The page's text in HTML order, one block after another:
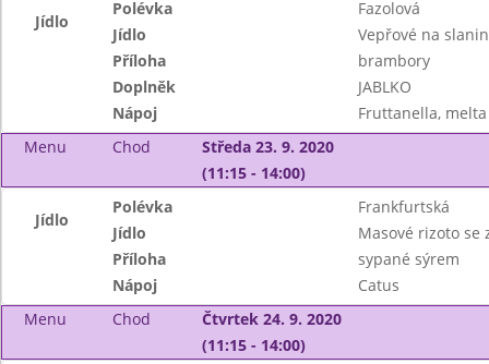
Jídlo
Polévka
Fazolová
Jídlo
Vepřové na
Příloha
brambory
Doplněk
JABLKO
Nápoj
Fruttanella, melta
Menu
Chod
Středa 23. 9. 2020
(11:15 - 14:00)
Jídlo
Polévka
Frankfurtská
Jídlo
Masové rizoto se
Příloha
sypané sýrem
Nápoj
Catus
Menu
Chod
Čtvrtek 24. 9. 2020
(11:15 - 14:00)